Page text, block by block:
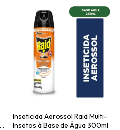
Inseticida Aerossol Raid Multi-
Insetos à Base de Água 300ml